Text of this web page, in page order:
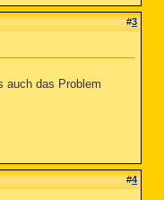
#3
auch das Problem
#4